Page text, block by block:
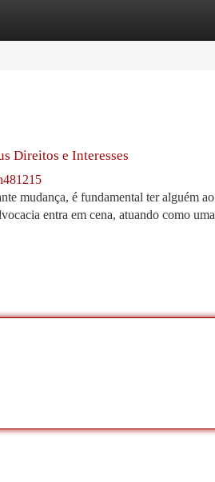
Direitos e Interesses
mudança, é fundamental ter alguém
entra em cena, atuando como